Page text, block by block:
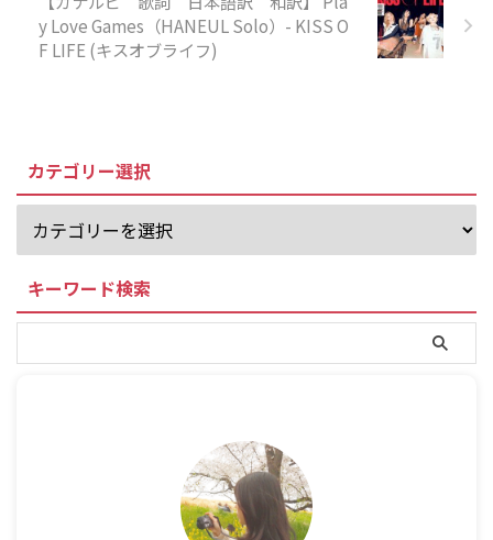
y Love Games（HANEUL Solo）- KISS O
F LIFE (キスオブライフ)
カテゴリー選択
キーワード検索